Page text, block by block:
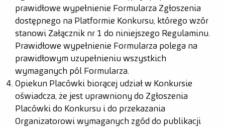
prawidłowe wypełnienie Formularza Zgłoszenia
dostępnego na Platformie Konkursu, którego wzór
stanowi Załącznik nr 1 do niniejszego Regulaminu.
Prawidłowe wypełnienie Formularza polega na
prawidłowym uzupełnieniu wszystkich
wymaganych pól Formularza.
Opiekun Placówki biorącej udział w Konkursie
oświadcza, że jest uprawniony do Zgłoszenia
Placówki do Konkursu i do przekazania
Organizatorowi wymaganych zgód do publikacji